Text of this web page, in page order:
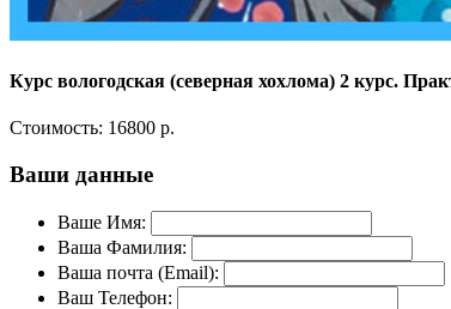
Курс вологодская (северная хохлома) 2 курс.
Стоимость: 16800 р.
Ваши данные
Ваше Имя:
Ваша Фамилия:
Ваша почта (Email):
Ваш Телефон: